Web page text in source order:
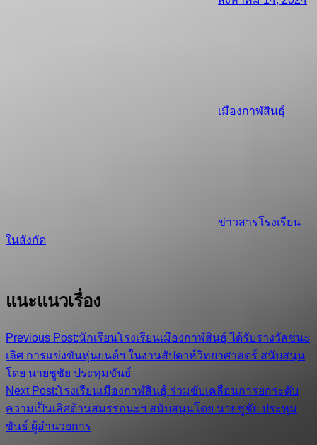
เมืองกาฬสินธุ์
ข่าวสารโรงเรียน
ในสังกัด
แนะแนวเรื่อง
Previous Post:นักเรียนโรงเรียนเมืองกาฬสินธุ์ ได้รับรางวัลชนะ
เลิศ การแข่งขันหุ่นยนต์ฯ ในงานสัปดาห์วิทยาศาสตร์ สนับสนุน
โดย นายชูชัย ประทุมขันธ์
Next Post:โรงเรียนเมืองกาฬสินธุ์ ร่วมขับเคลื่อนการยกระดับ
ความเป็นเลิศด้านสมรรถนะฯ สนับสนุนโดย นายชูชัย ประทุม
ขันธ์ ผู้อำนวยการ